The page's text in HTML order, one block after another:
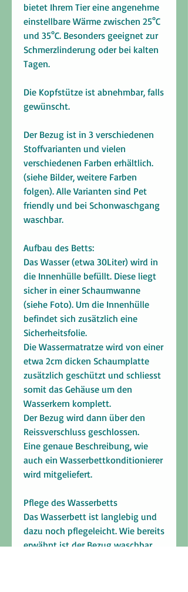
bietet Ihrem Tier eine angenehme
einstellbare Wärme zwischen 25°C
und 35°C. Besonders geeignet zur
Schmerzlinderung oder bei kalten
Tagen.
Die Kopfstütze ist abnehmbar, falls
gewünscht.
Der Bezug ist in 3 verschiedenen
Stoffvarianten und vielen
verschiedenen Farben erhältlich.
(siehe Bilder, weitere Farben
folgen). Alle Varianten sind Pet
friendly und bei Schonwaschgang
waschbar.
Aufbau des Betts:
Das Wasser (etwa 30Liter) wird in
die Innenhülle befüllt. Diese liegt
sicher in einer Schaumwanne
(siehe Foto). Um die Innenhülle
befindet sich zusätzlich eine
Sicherheitsfolie.
Die Wassermatratze wird von einer
etwa 2cm dicken Schaumplatte
zusätzlich geschützt und schliesst
somit das Gehäuse um den
Wasserkern komplett.
Der Bezug wird dann über den
Reissverschluss geschlossen.
Eine genaue Beschreibung, wie
auch ein Wasserbettkonditionierer
wird mitgeliefert.
Pflege des Wasserbetts
Das Wasserbett ist langlebig und
dazu noch pflegeleicht. Wie bereits
erwähnt ist der Bezug waschbar,